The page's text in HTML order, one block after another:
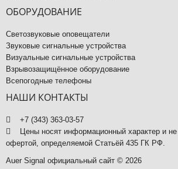
ОБОРУДОВАНИЕ
Светозвуковые оповещатели
Звуковые сигнальные устройства
Визуальные сигнальные устройства
Взрывозащищённое оборудование
Всепогодные телефоны
НАШИ КОНТАКТЫ
+7 (343) 363-03-57
Цены носят информационный характер и
офертой, определяемой Статьёй 435 ГК РФ.
Auer Signal официальный сайт © 2026